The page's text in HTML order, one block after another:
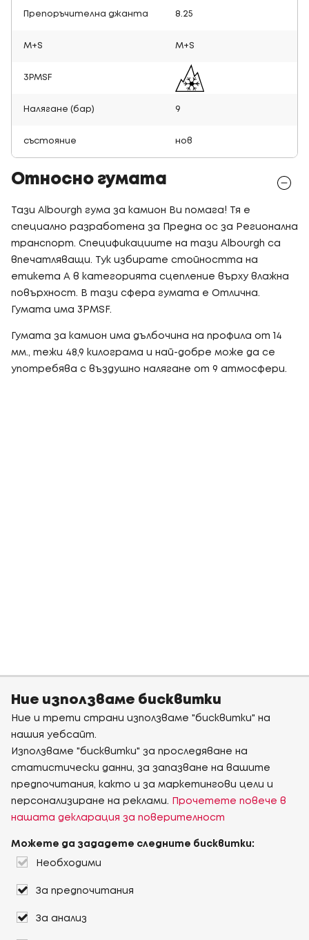
Препоръчителна джанта 8.25
M+S M+S
3PMSF
Налягане (бар) 9
състояние нов
Относно гумата
Тази Albourgh гума за камион Ви помага! Тя е
специално разработена за Предна ос за Регионална
транспорт. Спецификациите на тази Albourgh са
впечатляващи. Тук избирате стойността на
етикета A в категорията сцепление върху влажна
повърхност. В тази сфера гумата е Отлична.
Гумата има 3PMSF.
Гумата за камион има дълбочина на профила от 14
мм., тежи 48,9 килограма и най-добре може да се
употребява с въздушно налягане от 9 атмосфери.
Ние използваме бисквитки
Ние и трети страни използваме "бисквитки" на
нашия уебсайт.
Използваме "бисквитки" за проследяване на
статистически данни, за запазване на вашите
предпочитания, както и за маркетингови цели и
персонализиране на реклами.
Прочетете повече в
нашата декларация за поверителност
Можете да зададете следните бисквитки:
Необходими
За предпочитания
За анализ